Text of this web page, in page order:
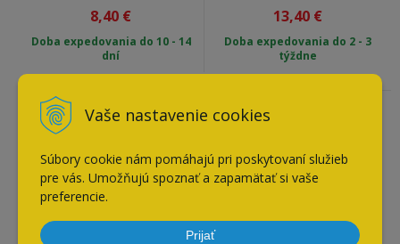
Vaše nastavenie cookies
Súbory cookie nám pomáhajú pri poskytovaní služieb
pre vás. Umožňujú spoznať a zapamätať si vaše
preferencie.
Prijať
8,40 €
Doba expedovania do 10 - 14
dní
13,40 €
Doba expedovania do 2 - 3
týždne